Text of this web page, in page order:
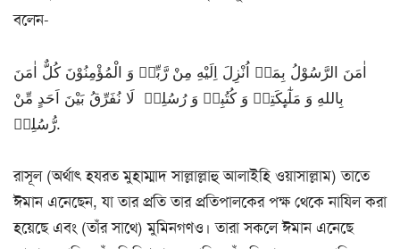
বলেন-
اٰمَنَ الرَّسُوْلُ بِمَاۤ اُنْزِلَ اِلَیْهِ مِنْ رَّبِّهٖ وَ الْمُؤْمِنُوْنَ كُلٌّ اٰمَنَ
بِاللهِ وَ مَلٰٓىِٕكَتِهٖ وَ كُتُبِهٖ وَ رُسُلِهٖ لَا نُفَرِّقُ بَیْنَ اَحَدٍ مِّنْ
رُّسُلِهٖ.
রাসূল (অর্থাৎ হযরত মুহাম্মাদ সাল্লাল্লাহু আলাইহি ওয়াসাল্লাম) তাতে
ঈমান এনেছেন, যা তার প্রতি তার প্রতিপালকের পক্ষ থেকে নাযিল করা
হয়েছে এবং (তাঁর সাথে) মুমিনগণও। তারা সকলে ঈমান এনেছে